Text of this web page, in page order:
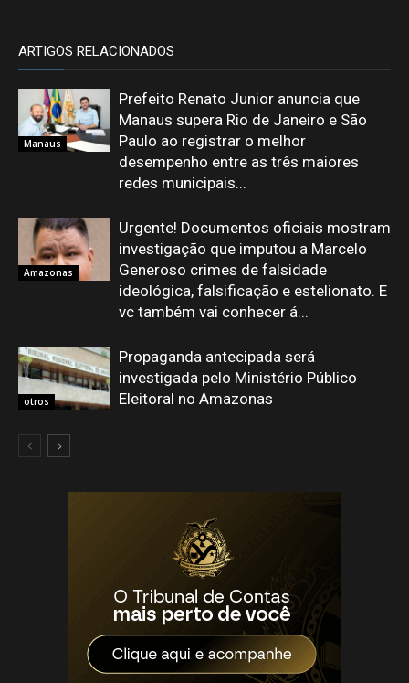
ARTIGOS RELACIONADOS
Manaus
Prefeito Renato Junior anuncia que
Manaus supera Rio de Janeiro e São
Paulo ao registrar o melhor
desempenho entre as três maiores
redes municipais...
Amazonas
Urgente! Documentos oficiais mostram
investigação que imputou a Marcelo
Generoso crimes de falsidade
ideológica, falsificação e estelionato. E
vc também vai conhecer á...
otros
Propaganda antecipada será
investigada pelo Ministério Público
Eleitoral no Amazonas